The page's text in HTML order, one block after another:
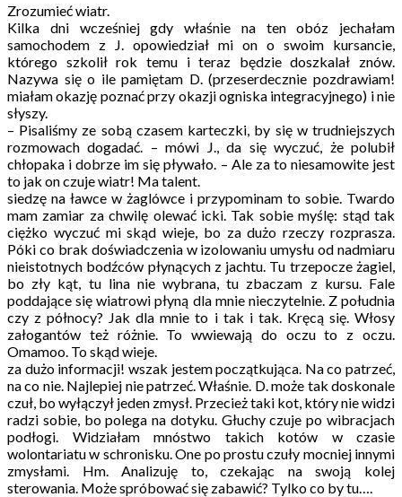
Zrozumieć wiatr.
Kilka dni wcześniej gdy właśnie na ten obóz jechałam
samochodem z J. opowiedział mi on o swoim kursancie,
którego szkolił rok temu i teraz będzie doszkalał znów.
Nazywa się o ile pamiętam D. (przeserdecznie pozdrawiam!
miałam okazję poznać przy okazji ogniska integracyjnego) i nie
słyszy.
– Pisaliśmy ze sobą czasem karteczki, by się w trudniejszych
rozmowach dogadać. – mówi J., da się wyczuć, że polubił
chłopaka i dobrze im się pływało. – Ale za to niesamowite jest
to jak on czuje wiatr! Ma talent.
siedzę na ławce w żaglówce i przypominam to sobie. Twardo
mam zamiar za chwilę olewać icki. Tak sobie myślę: stąd tak
ciężko wyczuć mi skąd wieje, bo za dużo rzeczy rozprasza.
Póki co brak doświadczenia w izolowaniu umysłu od nadmiaru
nieistotnych bodźców płynących z jachtu. Tu trzepocze żagiel,
bo zły kąt, tu lina nie wybrana, tu zbaczam z kursu. Fale
poddające się wiatrowi płyną dla mnie nieczytelnie. Z południa
czy z północy? Jak dla mnie to i tak i tak. Kręcą się. Włosy
załogantów też różnie. To wwiewają do oczu to z oczu.
Omamoo. To skąd wieje.
za dużo informacji! wszak jestem początkująca. Na co patrzeć,
na co nie. Najlepiej nie patrzeć. Właśnie. D. może tak doskonale
czuł, bo wyłączył jeden zmysł. Przecież taki kot, który nie widzi
radzi sobie, bo polega na dotyku. Głuchy czuje po wibracjach
podłogi. Widziałam mnóstwo takich kotów w czasie
wolontariatu w schronisku. One po prostu czuły mocniej innymi
zmysłami. Hm. Analizuję to, czekając na swoją kolej
sterowania. Może spróbować się zabawić? Tylko co by tu….